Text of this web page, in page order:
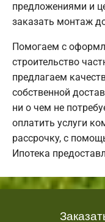
предложениями и
заказать монтаж
Помогаем с
строительство
предлагаем
собственной
ни о чем не
оплатить услуги
рассрочку, с
Ипотека